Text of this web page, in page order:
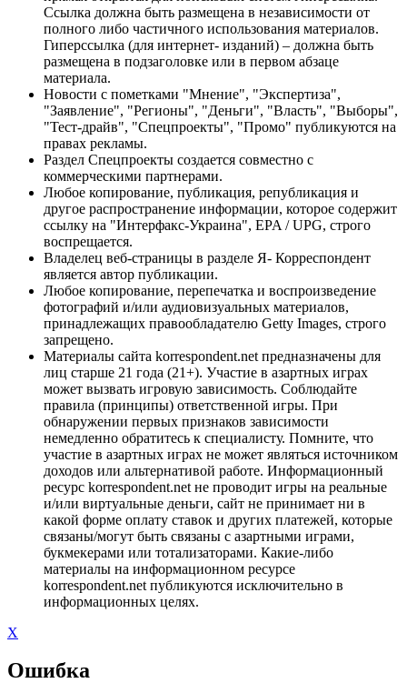
Ссылка должна быть размещена в независимости от
полного либо частичного использования материалов.
Гиперссылка (для интернет- изданий) – должна быть
размещена в подзаголовке или в первом абзаце
материала.
Новости с пометками "Мнение", "Экспертиза",
"Заявление", "Регионы", "Деньги", "Власть", "Выборы",
"Тест-драйв", "Спецпроекты", "Промо" публикуются на
правах рекламы.
Раздел Спецпроекты создается совместно с
коммерческими партнерами.
Любое копирование, публикация, републикация и
другое распространение информации, которое содержит
ссылку на "Интерфакс-Украина", EPA / UPG, строго
воспрещается.
Владелец веб-страницы в разделе Я- Корреспондент
является автор публикации.
Любое копирование, перепечатка и воспроизведение
фотографий и/или аудиовизуальных материалов,
принадлежащих правообладателю Getty Images, строго
запрещено.
Материалы сайта korrespondent.net предназначены для
лиц старше 21 года (21+). Участие в азартных играх
может вызвать игровую зависимость. Соблюдайте
правила (принципы) ответственной игры. При
обнаружении первых признаков зависимости
немедленно обратитесь к специалисту. Помните, что
участие в азартных играх не может являться источником
доходов или альтернативой работе. Информационный
ресурс korrespondent.net не проводит игры на реальные
и/или виртуальные деньги, сайт не принимает ни в
какой форме оплату ставок и других платежей, которые
связаны/могут быть связаны с азартными играми,
букмекерами или тотализаторами. Какие-либо
материалы на информационном ресурсе
korrespondent.net публикуются исключительно в
информационных целях.
X
Ошибка